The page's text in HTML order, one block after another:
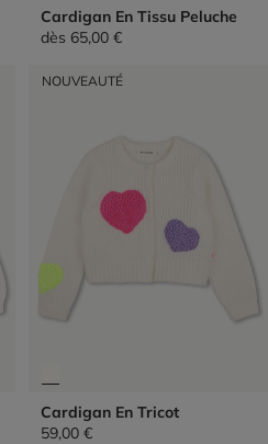
Cardigan En Tissu Peluche
dès 65,00 €
NOUVEAUTÉ
Cardigan En Tricot
59,00 €